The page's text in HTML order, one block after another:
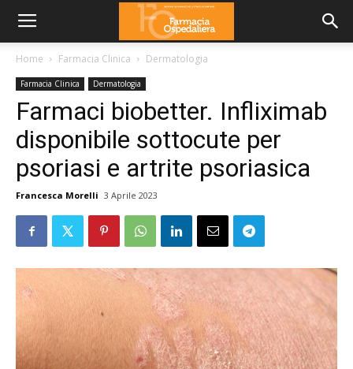
Home Farmacia Clinica Dermatologia
Farmacia Clinica Dermatologia
Farmaci biobetter. Infliximab
disponibile sottocute per
psoriasi e artrite psoriasica
Francesca Morelli 3 Aprile 2023